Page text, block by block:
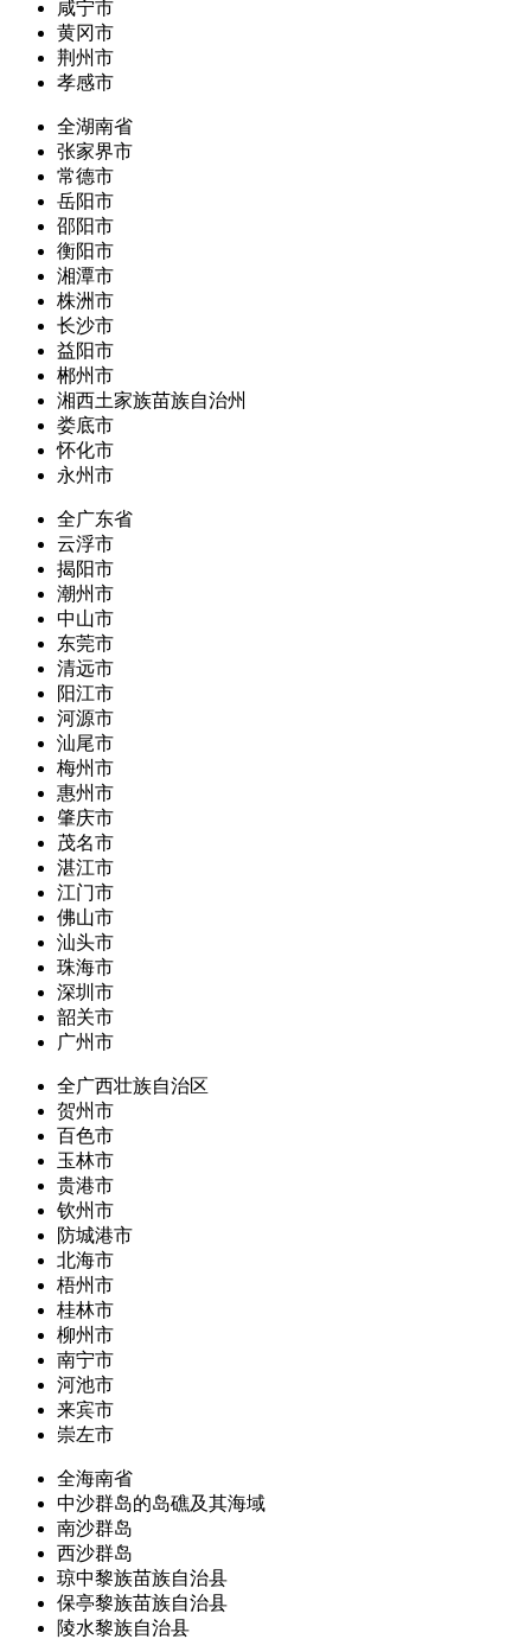
咸宁市
黄冈市
荆州市
孝感市
全湖南省
张家界市
常德市
岳阳市
邵阳市
衡阳市
湘潭市
株洲市
长沙市
益阳市
郴州市
湘西土家族苗族自治州
娄底市
怀化市
永州市
全广东省
云浮市
揭阳市
潮州市
中山市
东莞市
清远市
阳江市
河源市
汕尾市
梅州市
惠州市
肇庆市
茂名市
湛江市
江门市
佛山市
汕头市
珠海市
深圳市
韶关市
广州市
全广西壮族自治区
贺州市
百色市
玉林市
贵港市
钦州市
防城港市
北海市
梧州市
桂林市
柳州市
南宁市
河池市
来宾市
崇左市
全海南省
中沙群岛的岛礁及其海域
南沙群岛
西沙群岛
琼中黎族苗族自治县
保亭黎族苗族自治县
陵水黎族自治县